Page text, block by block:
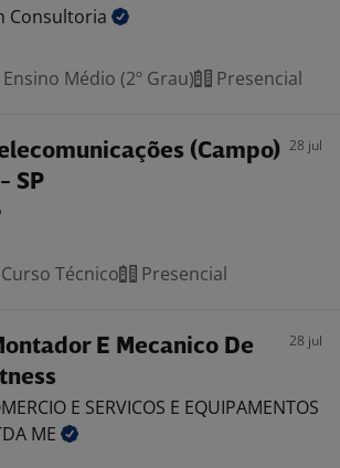
Consultoria
Ensino Médio (2º Grau) Presencial
(Campo)
SP
28 jul
Curso Técnico Presencial
E Mecanico De
28 jul
E SERVICOS E EQUIPAMENTOS
ME